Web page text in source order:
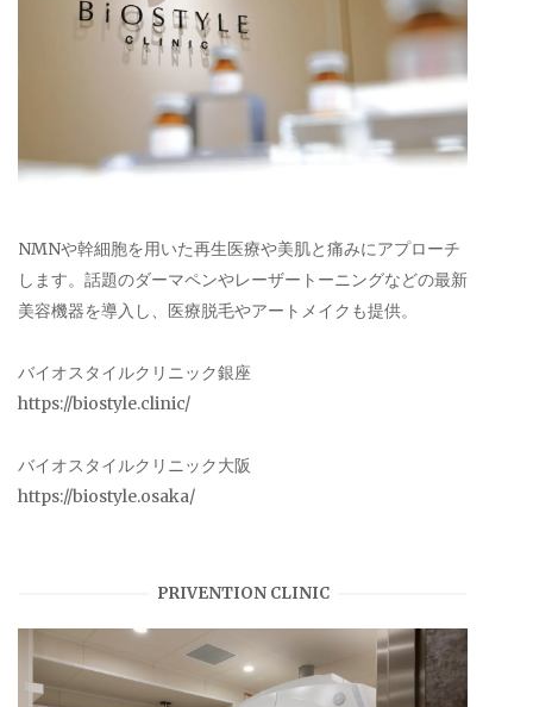
NMNや幹細胞を用いた再生医療や美肌と痛みにアプローチ
します。話題のダーマペンやレーザートーニングなどの最新
美容機器を導入し、医療脱毛やアートメイクも提供。
バイオスタイルクリニック銀座
https://biostyle.clinic/
バイオスタイルクリニック大阪
https://biostyle.osaka/
PRIVENTION CLINIC